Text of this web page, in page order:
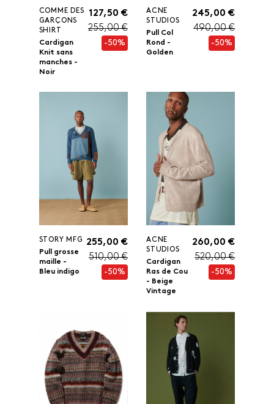
COMME DES
GARÇONS
SHIRT
Cardigan
Knit sans
manches -
Noir
127,50 €
255,00 €
-50%
ACNE
STUDIOS
Pull Col
Rond -
Golden
245,00 €
490,00 €
-50%
STORY MFG
Pull grosse
maille -
Bleu indigo
255,00 €
510,00 €
-50%
ACNE
STUDIOS
Cardigan
Ras de Cou
- Beige
Vintage
260,00 €
520,00 €
-50%